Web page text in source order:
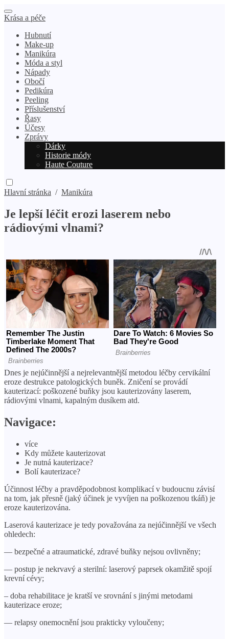
Krása a péče
Hubnutí
Make-up
Manikúra
Móda a styl
Nápady
Obočí
Pedikúra
Peeling
Příslušenství
Řasy
Účesy
Zprávy
Dárky
Historie módy
Haute Couture
Hlavní stránka / Manikúra
Je lepší léčit erozi laserem nebo
rádiovými vlnami?
Dnes je nejúčinnější a nejrelevantnější metodou léčby cervikální
eroze destrukce patologických buněk. Zničení se provádí
kauterizací: poškozené buňky jsou kauterizovány laserem,
rádiovými vlnami, kapalným dusíkem atd.
Navigace:
více
Kdy můžete kauterizovat
Je nutná kauterizace?
Bolí kauterizace?
Účinnost léčby a pravděpodobnost komplikací v budoucnu závisí
na tom, jak přesně (jaký účinek je vyvíjen na poškozenou tkáň) je
eroze kauterizována.
Laserová kauterizace je tedy považována za nejúčinnější ve všech
ohledech:
— bezpečné a atraumatické, zdravé buňky nejsou ovlivněny;
— postup je nekrvavý a sterilní: laserový paprsek okamžitě spojí
krevní cévy;
– doba rehabilitace je kratší ve srovnání s jinými metodami
kauterizace eroze;
— relapsy onemocnění jsou prakticky vyloučeny;